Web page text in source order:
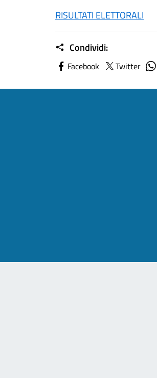
RISULTATI ELETTORALI
Condividi:
Facebook Twitter